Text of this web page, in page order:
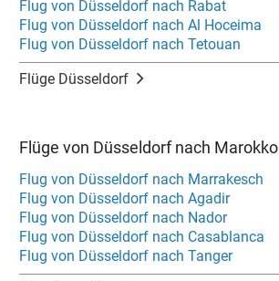
Flug von Düsseldorf nach Rabat
Flug von Düsseldorf nach Al Hoceima
Flug von Düsseldorf nach Tetouan
Flüge Düsseldorf
Flüge von Düsseldorf nach Marokko
Flug von Düsseldorf nach Marrakesch
Flug von Düsseldorf nach Agadir
Flug von Düsseldorf nach Nador
Flug von Düsseldorf nach Casablanca
Flug von Düsseldorf nach Tanger